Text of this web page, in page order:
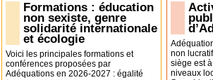
Formations : éducation
non sexiste, genre
solidarité internationale
et écologie
Voici les principales formations et
conférences proposées par
Adéquations en 2026-2027 : égalité
non
siège est
niveaux